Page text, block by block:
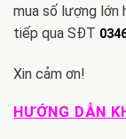
mua số lượng lớn
tiếp qua SĐT
Xin cảm ơn!
HƯỚNG DẪN